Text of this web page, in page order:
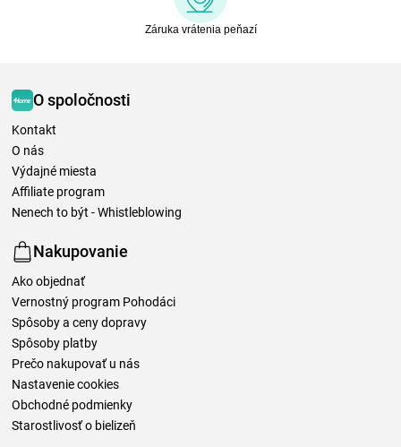
Záruka vrátenia peňazí
O spoločnosti
Kontakt
O nás
Výdajné miesta
Affiliate program
Nenech to být - Whistleblowing
Nakupovanie
Ako objednať
Vernostný program Pohodáci
Spôsoby a ceny dopravy
Spôsoby platby
Prečo nakupovať u nás
Nastavenie cookies
Obchodné podmienky
Starostlivosť o bielizeň